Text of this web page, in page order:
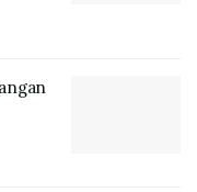
untuk mandi adalah
dipilih besar dan
terbuka